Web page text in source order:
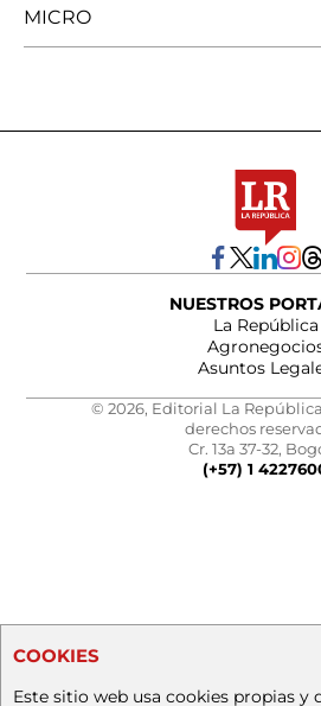
MICRO
NUESTROS
La República
Asuntos
© 2026, Editorial La República
derechos
Cr. 13a 37-32,
(+57) 1
COOKIES
Este sitio web usa cookies propias y